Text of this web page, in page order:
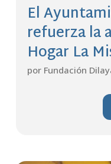
El
refuerza la
Hogar La
por Fundación